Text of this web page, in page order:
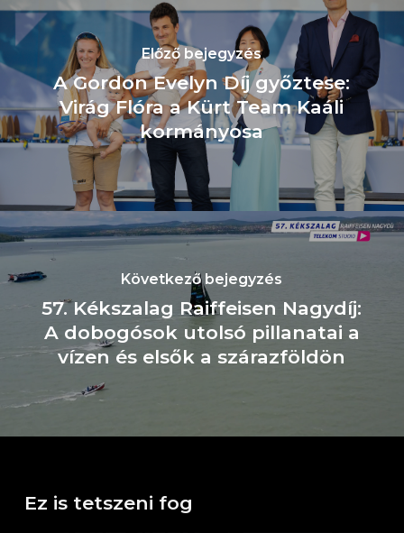
Előző bejegyzés
A Gordon Evelyn Díj győztese:
Virág Flóra a Kürt Team Kaáli
kormányosa
Következő bejegyzés
57. Kékszalag Raiffeisen Nagydíj:
A dobogósok utolsó pillanatai a
vízen és elsők a szárazföldön
Ez is tetszeni fog